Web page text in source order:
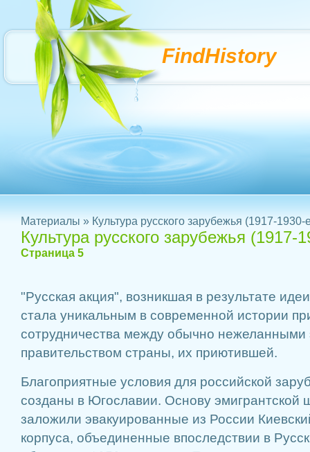
FindHistory
Материалы » Культура русского зарубежья (1917-1930-
Культура русского зарубежья (1917-
Страница 5
"Русская акция", возникшая в результате
стала уникальным в современной истории
сотрудничества между обычно нежеланными
правительством страны, их приютившей.
Благоприятные условия для российской
созданы в Югославии. Основу эмигрантской
заложили эвакуированные из России
корпуса, объединенные впоследствии в